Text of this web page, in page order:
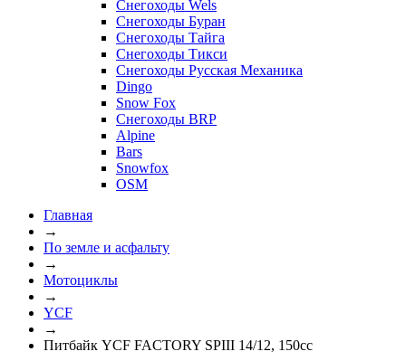
Снегоходы Wels
Снегоходы Буран
Снегоходы Тайга
Снегоходы Тикси
Снегоходы Русская Механика
Dingo
Snow Fox
Снегоходы BRP
Alpine
Bars
Snowfox
OSM
Главная
→
По земле и асфальту
→
Мотоциклы
→
YCF
→
Питбайк YCF FACTORY SPIII 14/12, 150cc